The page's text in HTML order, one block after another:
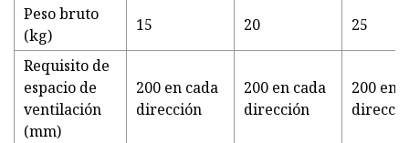
Peso bruto
(kg)
15 20 25
Requisito de
espacio de
ventilación
(mm)
200 en cada
dirección
200 en cada
dirección
200 en